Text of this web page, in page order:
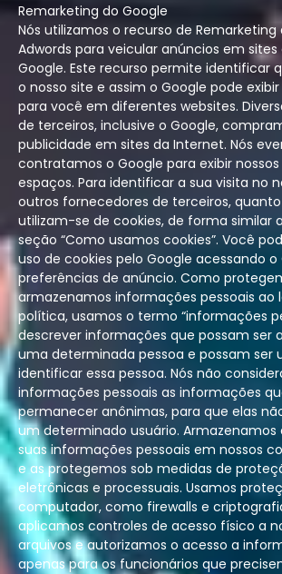
Remarketing do Google
Nós utilizamos o recurso de Remarketing
Adwords para veicular anúncios em
Google. Este recurso permite identificar
o nosso site e assim o Google pode
para você em diferentes websites.
de terceiros, inclusive o Google,
publicidade em sites da Internet. Nós
contratamos o Google para exibir
espaços. Para identificar a sua visita no
outros fornecedores de terceiros,
utilizam-se de cookies, de forma similar
seção “Como usamos cookies”. Você
uso de cookies pelo Google acessando
preferências de anúncio. Como
armazenamos informações pessoais ao
política, usamos o termo “informações
descrever informações que possam ser
uma determinada pessoa e possam ser
identificar essa pessoa. Nós não
informações pessoais as informações
permanecer anônimas, para que elas
um determinado usuário. Armazenamos
suas informações pessoais em nossos
e as protegemos sob medidas de
eletrônicas e processuais. Usamos
computador, como firewalls e
aplicamos controles de acesso físico a
arquivos e autorizamos o acesso a
apenas para os funcionários que